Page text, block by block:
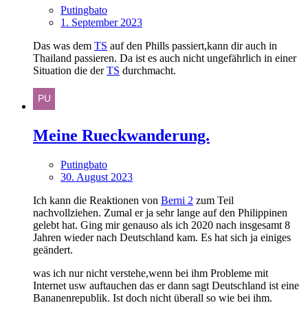
Putingbato
1. September 2023
Das was dem TS auf den Phills passiert,kann dir auch in
Thailand passieren. Da ist es auch nicht ungefährlich in einer
Situation die derTS durchmacht.
Meine Rueckwanderung.
Putingbato
30. August 2023
Ich kann die Reaktionen von Berni 2 zum Teil
nachvollziehen. Zumal er ja sehr lange auf den Philippinen
gelebt hat. Ging mir genauso als ich 2020 nach insgesamt 8
Jahren wieder nach Deutschland kam. Es hat sich ja einiges
geändert.
was ich nur nicht verstehe,wenn bei ihm Probleme mit
Internet usw auftauchen das er dann sagt Deutschland ist eine
Bananenrepublik. Ist doch nicht überall so wie bei ihm.